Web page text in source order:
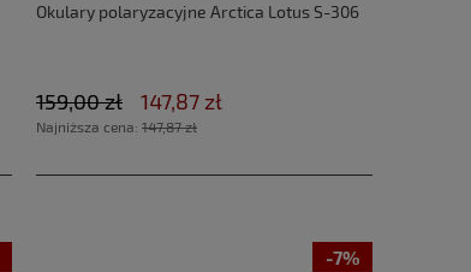
Okulary polaryzacyjne Arctica Lotus S-306
147,87 zł
159,00 zł
Najniższa cena: 147,87 zł
-7%